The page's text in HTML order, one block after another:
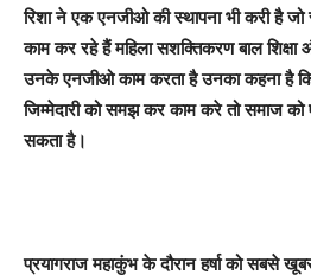
रिशा ने एक एनजीओ की स्थापना भी करी है
काम कर रहे हैं महिला सशक्तिकरण बाल शिक्षा
उनके एनजीओ काम करता है उनका कहना है
जिम्मेदारी को समझ कर काम करे तो समाज को
सकता है।
प्रयागराज महाकुंभ के दौरान हर्षा को सबसे